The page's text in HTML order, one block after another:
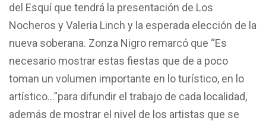
del Esquí que tendrá la presentación de Los
Nocheros y Valeria Linch y la esperada elección de la
nueva soberana. Zonza Nigro remarcó que “Es
necesario mostrar estas fiestas que de a poco
toman un volumen importante en lo turístico, en lo
artístico…”para difundir el trabajo de cada localidad,
además de mostrar el nivel de los artistas que se